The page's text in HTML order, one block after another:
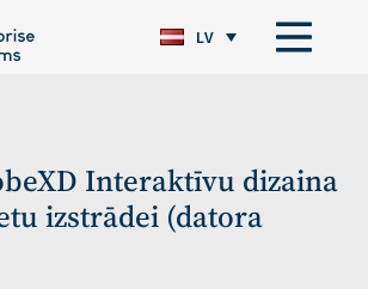
LV
Interaktīvu dizaina
izstrādei (datora